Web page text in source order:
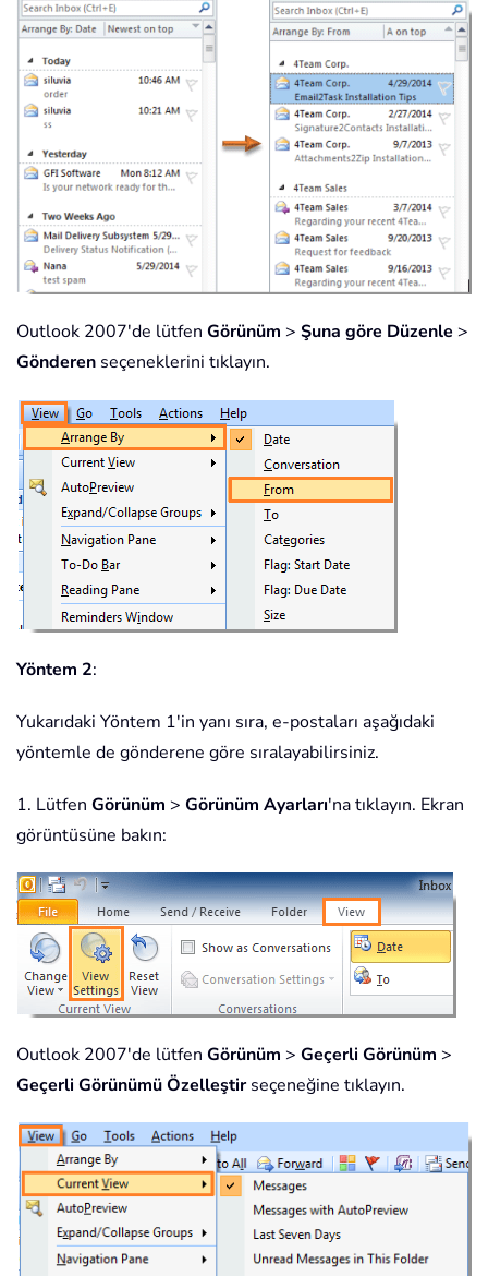
Outlook 2007'de lütfen Görünüm > Şuna göre Düzenle >
Gönderen seçeneklerini tıklayın.
Yöntem 2:
Yukarıdaki Yöntem 1'in yanı sıra, e-postaları aşağıdaki
yöntemle de gönderene göre sıralayabilirsiniz.
1. Lütfen Görünüm > Görünüm Ayarları'na tıklayın. Ekran
görüntüsüne bakın:
Outlook 2007'de lütfen Görünüm > Geçerli Görünüm >
Geçerli Görünümü Özelleştirseçeneğine tıklayın.